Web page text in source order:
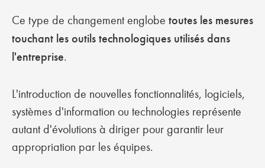
Ce type de changement englobe toutes les mesures
touchant les outils technologiques utilisés dans
l'entreprise.
L'introduction de nouvelles fonctionnalités, logiciels,
systèmes d'information ou technologies représente
autant d'évolutions à diriger pour garantir leur
appropriation par les équipes.